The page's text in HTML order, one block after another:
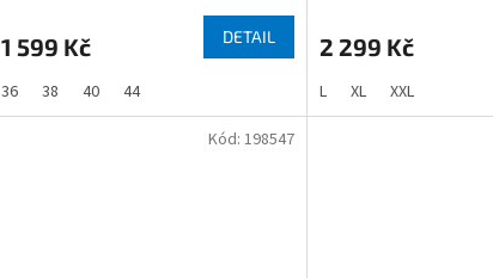
1 599 Kč DETAIL
36 38 40 44
2 299 Kč
L XL XXL
Kód: 198547